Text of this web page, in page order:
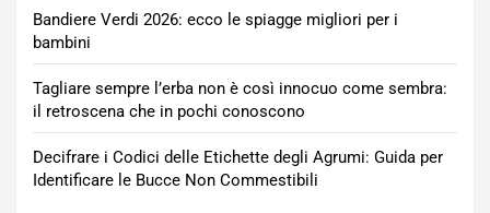
Bandiere Verdi 2026: ecco le spiagge migliori per i
bambini
Tagliare sempre l’erba non è così innocuo come sembra:
il retroscena che in pochi conoscono
Decifrare i Codici delle Etichette degli Agrumi: Guida per
Identificare le Bucce Non Commestibili